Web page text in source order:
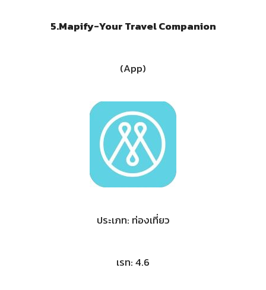
5.Mapify-Your Travel Companion
(App)
ประเภท: ท่องเที่ยว
เรท: 4.6